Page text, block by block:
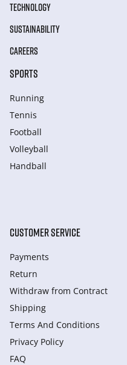
TECHNOLOGY
SUSTAINABILITY
CAREERS
SPORTS
Running
Tennis
Football
Volleyball
Handball
CUSTOMER SERVICE
Payments
Return
Withdraw from Сontract
Shipping
Terms And Conditions
Privacy Policy
FAQ